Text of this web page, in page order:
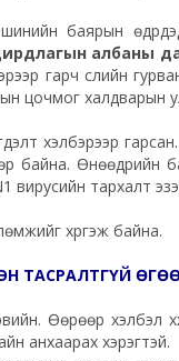
баярын
албаны
гарч сүүлийн
цочмог халдварын
хэлбэрээр
байна.
вирусийн тархалт
хүргэж байна.
ТАСРАЛТГҮЙ
Өөрөөр
анхаарах хэрэгтэй.